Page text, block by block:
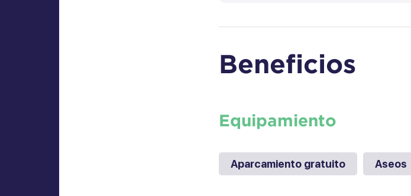
Beneficios
Equipamiento
Aparcamiento gratuito Aseos